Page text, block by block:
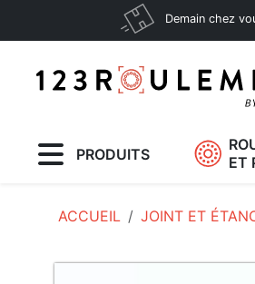
Demain chez
PRODUITS
ET
ACCUEIL JOINT ET